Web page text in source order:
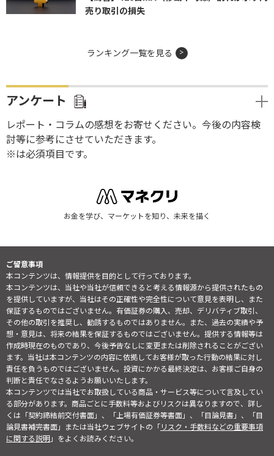
売り取引の損失
ランキング一覧を見る
アンケート
レポート・コラムの感想をお寄せください。今後の内容検
討等に参考にさせていただきます。
※は必須項目です。
お金を学び、マーケットを知り、未来を描く
ご留意事項
本コンテンツは、情報提供を目的として行っております。
本コンテンツは、当社や当社が信頼できると考える情報源から提供されたもの
を提供していますが、当社はその正確性や完全性について意見を表明し、また
保証するものではございません。有価証券の購入、売却、デリバティブ取引、
その他の取引を推奨し、勧誘するものではありません。また、過去の実績や予
想・意見は、将来の結果を保証するものではございません。提供する情報等は
作成時現在のものであり、今後予告なしに変更または削除されることがござい
ます。当社は本コンテンツの内容に依拠してお客様が取った行動の結果に対し
責任を負うものではございません。投資にかかる最終決定は、お客様ご自身の
判断と責任でなさるようお願いいたします。
本コンテンツでは当社でお取扱している商品・サービス等について言及してい
る部分があります。商品ごとに手数料等およびリスクは異なりますので、詳し
くは「契約締結前交付書面」、「上場有価証券等書面」、「目論見書」、「目
論見書補完書面」または当社ウェブサイトの「リスク・手数料などの重要事項
に関する説明」をよくお読みください。